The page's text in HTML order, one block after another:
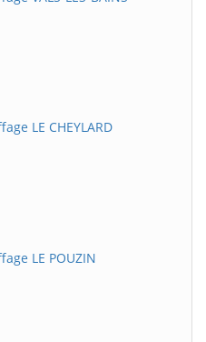
LE CHEYLARD
LE POUZIN